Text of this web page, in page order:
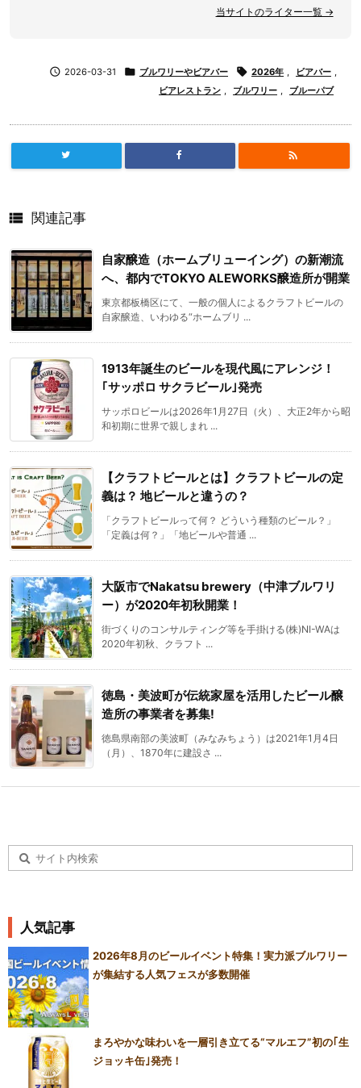
当サイトのライター一覧 →
 2026-03-31  ブルワリーやビアバー  2026年 , ビアバー ,
ビアレストラン , ブルワリー , ブルーパブ

 関連記事
自家醸造（ホームブリューイング）の新潮流
へ、都内でTOKYO ALEWORKS醸造所が開業
東京都板橋区にて、一般の個人によるクラフトビールの
自家醸造、いわゆる“ホームブリ ...
1913年誕生のビールを現代風にアレンジ！
｢サッポロ サクラビール｣発売
サッポロビールは2026年1月27日（火）、大正2年から昭
和初期に世界で親しまれ ...
【クラフトビールとは】クラフトビールの定
義は？ 地ビールと違うの？
「クラフトビールって何？ どういう種類のビール？」
「定義は何？」「地ビールや普通 ...
大阪市でNakatsu brewery（中津ブルワリ
ー）が2020年初秋開業！
街づくりのコンサルティング等を手掛ける(株)NI-WAは
2020年初秋、クラフト ...
徳島・美波町が伝統家屋を活用したビール醸
造所の事業者を募集!
徳島県南部の美波町（みなみちょう）は2021年1月4日
（月）、1870年に建設さ ...
人気記事
2026年8月のビールイベント特集！実力派ブルワリー
が集結する人気フェスが多数開催
まろやかな味わいを一層引き立てる“マルエフ”初の｢生
ジョッキ缶｣発売！